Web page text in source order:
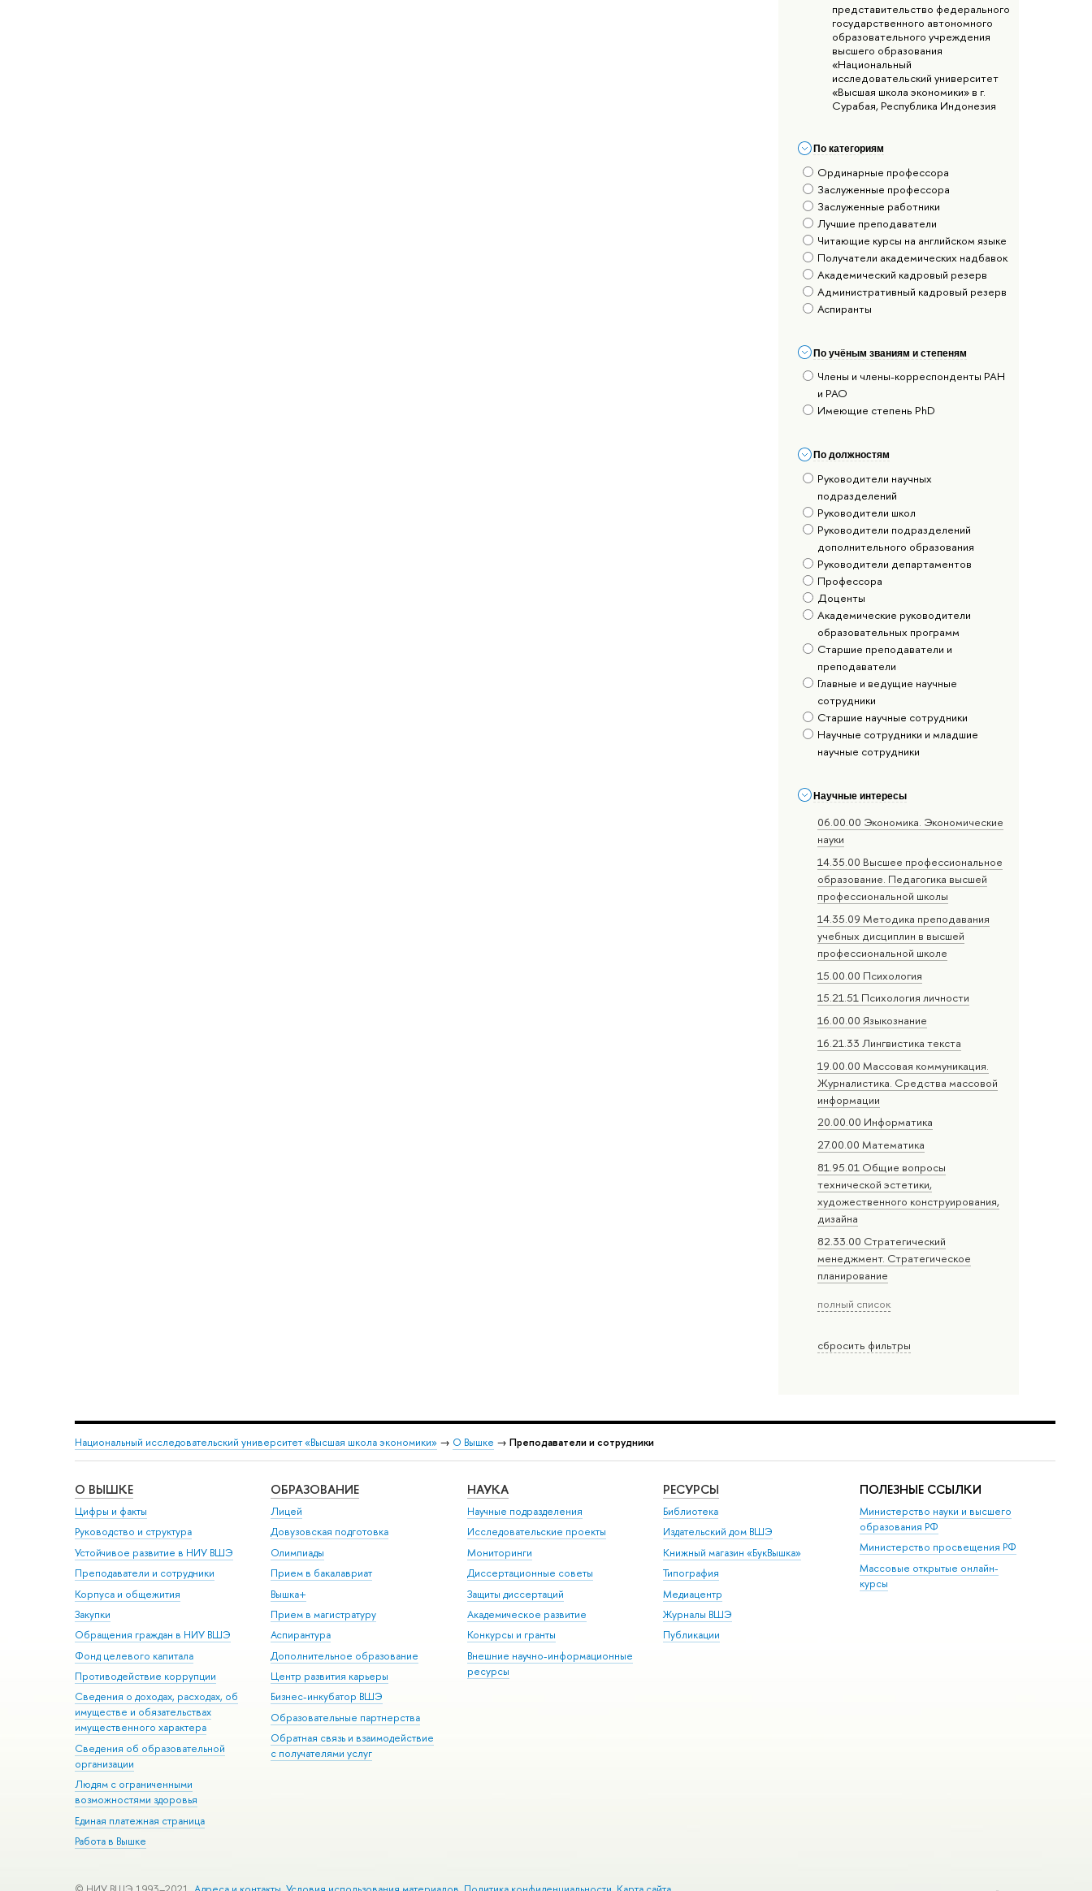
представительство федерального
государственного автономного
образовательного учреждения
высшего образования
«Национальный
исследовательский университет
«Высшая школа экономики» в г.
Сурабая, Республика Индонезия
По категориям
Ординарные профессора
Заслуженные профессора
Заслуженные работники
Лучшие преподаватели
Читающие курсы на английском языке
Получатели академических надбавок
Академический кадровый резерв
Административный кадровый резерв
Аспиранты
По учёным званиям и степеням
Члены и члены-корреспонденты РАН
и РАО
Имеющие степень PhD
По должностям
Руководители научных
подразделений
Руководители школ
Руководители подразделений
дополнительного образования
Руководители департаментов
Профессора
Доценты
Академические руководители
образовательных программ
Старшие преподаватели и
преподаватели
Главные и ведущие научные
сотрудники
Старшие научные сотрудники
Научные сотрудники и младшие
научные сотрудники
Научные интересы
06.00.00 Экономика. Экономические
науки
14.35.00 Высшее профессиональное
образование. Педагогика высшей
профессиональной школы
14.35.09 Методика преподавания
учебных дисциплин в высшей
профессиональной школе
15.00.00 Психология
15.21.51 Психология личности
16.00.00 Языкознание
16.21.33 Лингвистика текста
19.00.00 Массовая коммуникация.
Журналистика. Средства массовой
информации
20.00.00 Информатика
27.00.00 Математика
81.95.01 Общие вопросы
технической эстетики,
художественного конструирования,
дизайна
82.33.00 Стратегический
менеджмент. Стратегическое
планирование
полный список
сбросить фильтры
Национальный исследовательский университет «Высшая школа экономики» → О Вышке → Преподаватели и сотрудники
О ВЫШКЕ
Цифры и факты
Руководство и структура
Устойчивое развитие в НИУ ВШЭ
Преподаватели и сотрудники
Корпуса и общежития
Закупки
Обращения граждан в НИУ ВШЭ
Фонд целевого капитала
Противодействие коррупции
Сведения о доходах, расходах, об
имуществе и обязательствах
имущественного характера
Сведения об образовательной
организации
Людям с ограниченными
возможностями здоровья
Единая платежная страница
Работа в Вышке
ОБРАЗОВАНИЕ
Лицей
Довузовская подготовка
Олимпиады
Прием в бакалавриат
Вышка+
Прием в магистратуру
Аспирантура
Дополнительное образование
Центр развития карьеры
Бизнес-инкубатор ВШЭ
Образовательные партнерства
Обратная связь и взаимодействие
с получателями услуг
НАУКА
Научные подразделения
Исследовательские проекты
Мониторинги
Диссертационные советы
Защиты диссертаций
Академическое развитие
Конкурсы и гранты
Внешние научно-информационные
ресурсы
РЕСУРСЫ
Библиотека
Издательский дом ВШЭ
Книжный магазин «БукВышка»
Типография
Медиацентр
Журналы ВШЭ
Публикации
ПОЛЕЗНЫЕ ССЫЛКИ
Министерство науки и высшего
образования РФ
Министерство просвещения РФ
Массовые открытые онлайн-
курсы